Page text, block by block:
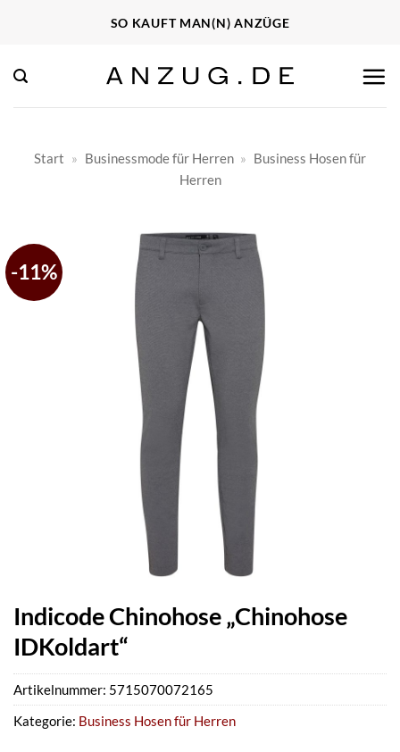
springen
SO KAUFT MAN(N) ANZÜGE
Start » Businessmode für Herren » Business Hosen für
Herren
-11%
Indicode Chinohose „Chinohose
IDKoldart“
Artikelnummer: 5715070072165
Kategorie: Business Hosen für Herren